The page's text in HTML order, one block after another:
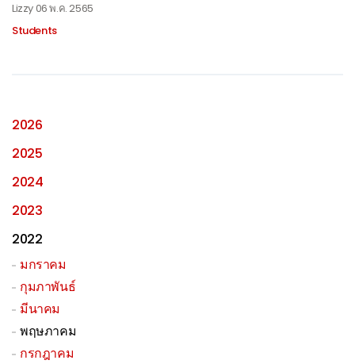
Lizzy06 พ.ค. 2565
Students
2026
2025
2024
2023
2022
มกราคม
กุมภาพันธ์
มีนาคม
พฤษภาคม
กรกฎาคม